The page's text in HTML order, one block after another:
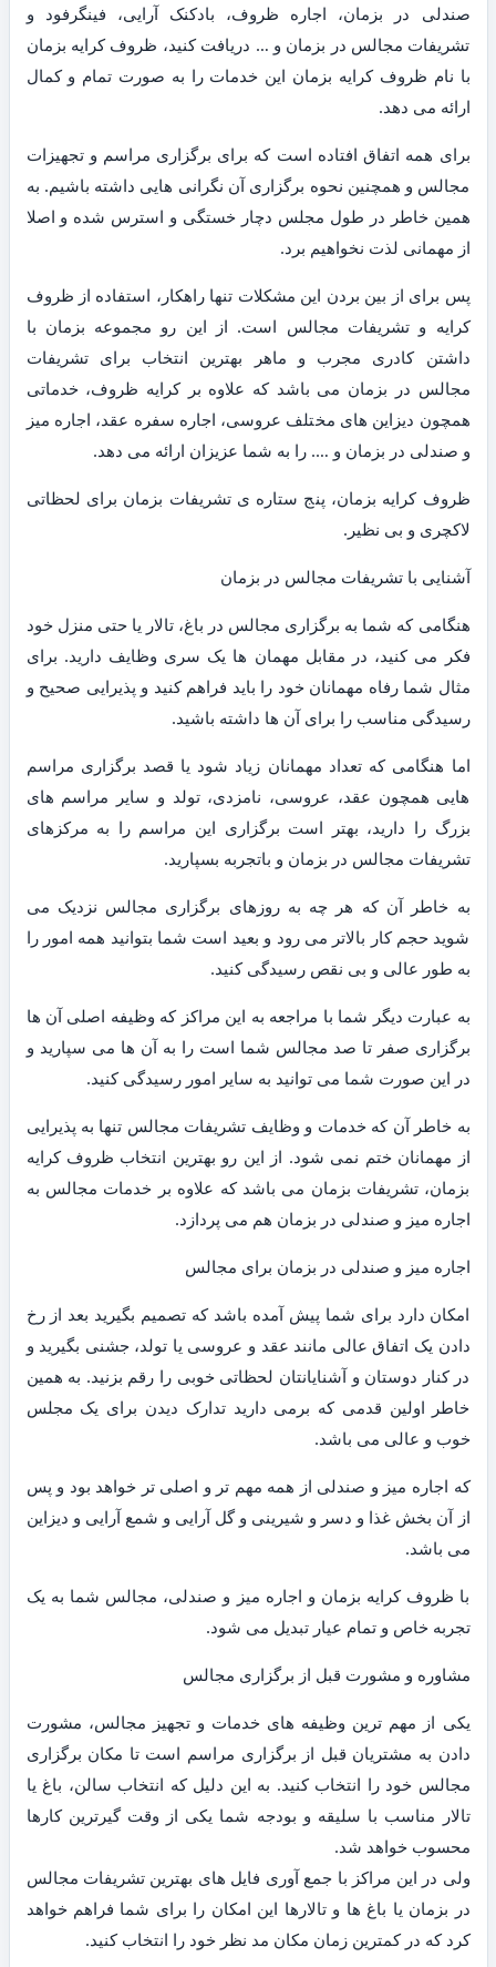
صندلی در بزمان، اجاره ظروف، بادکنک آرایی، فینگرفود و
تشریفات مجالس در بزمان و … دریافت کنید، ظروف کرایه بزمان
با نام ظروف کرایه بزمان این خدمات را به صورت تمام و کمال
ارائه می دهد.
برای همه اتفاق افتاده است که برای برگزاری مراسم و تجهیزات
مجالس و همچنین نحوه برگزاری آن نگرانی هایی داشته باشیم. به
همین خاطر در طول مجلس دچار خستگی و استرس شده و اصلا
از مهمانی لذت نخواهیم برد.
پس برای از بین بردن این مشکلات تنها راهکار، استفاده از ظروف
کرایه و تشریفات مجالس است. از این رو مجموعه بزمان با
داشتن کادری مجرب و ماهر بهترین انتخاب برای تشریفات
مجالس در بزمان می باشد که علاوه بر کرایه ظروف، خدماتی
همچون دیزاین های مختلف عروسی، اجاره سفره عقد، اجاره میز
و صندلی در بزمان و …. را به شما عزیزان ارائه می دهد.
ظروف کرایه بزمان، پنج ستاره ی تشریفات بزمان برای لحظاتی
لاکچری و بی نظیر.
آشنایی با تشریفات مجالس در بزمان
هنگامی که شما به برگزاری مجالس در باغ، تالار یا حتی منزل خود
فکر می کنید، در مقابل مهمان ها یک سری وظایف دارید. برای
مثال شما رفاه مهمانان خود را باید فراهم کنید و پذیرایی صحیح و
رسیدگی مناسب را برای آن ها داشته باشید.
اما هنگامی که تعداد مهمانان زیاد شود یا قصد برگزاری مراسم
هایی همچون عقد، عروسی، نامزدی، تولد و سایر مراسم های
بزرگ را دارید، بهتر است برگزاری این مراسم را به مرکزهای
تشریفات مجالس در بزمان و باتجربه بسپارید.
به خاطر آن که هر چه به روزهای برگزاری مجالس نزدیک می
شوید حجم کار بالاتر می رود و بعید است شما بتوانید همه امور را
به طور عالی و بی نقص رسیدگی کنید.
به عبارت دیگر شما با مراجعه به این مراکز که وظیفه اصلی آن ها
برگزاری صفر تا صد مجالس شما است را به آن ها می سپارید و
در این صورت شما می توانید به سایر امور رسیدگی کنید.
به خاطر آن که خدمات و وظایف تشریفات مجالس تنها به پذیرایی
از مهمانان ختم نمی شود. از این رو بهترین انتخاب ظروف کرایه
بزمان، تشریفات بزمان می باشد که علاوه بر خدمات مجالس به
اجاره میز و صندلی در بزمان هم می پردازد.
اجاره میز و صندلی در بزمان برای مجالس
امکان دارد برای شما پیش آمده باشد که تصمیم بگیرید بعد از رخ
دادن یک اتفاق عالی مانند عقد و عروسی یا تولد، جشنی بگیرید و
در کنار دوستان و آشنایانتان لحظاتی خوبی را رقم بزنید. به همین
خاطر اولین قدمی که برمی دارید تدارک دیدن برای یک مجلس
خوب و عالی می باشد.
که اجاره میز و صندلی از همه مهم تر و اصلی تر خواهد بود و پس
از آن بخش غذا و دسر و شیرینی و گل آرایی و شمع آرایی و دیزاین
می باشد.
با ظروف کرایه بزمان و اجاره میز و صندلی، مجالس شما به یک
تجربه خاص و تمام عیار تبدیل می شود.
مشاوره و مشورت قبل از برگزاری مجالس
یکی از مهم ترین وظیفه های خدمات و تجهیز مجالس، مشورت
دادن به مشتریان قبل از برگزاری مراسم است تا مکان برگزاری
مجالس خود را انتخاب کنید. به این دلیل که انتخاب سالن، باغ یا
تالار مناسب با سلیقه و بودجه شما یکی از وقت گیرترین کارها
محسوب خواهد شد.
ولی در این مراکز با جمع آوری فایل های بهترین تشریفات مجالس
در بزمان یا باغ ها و تالارها این امکان را برای شما فراهم خواهد
کرد که در کمترین زمان مکان مد نظر خود را انتخاب کنید.